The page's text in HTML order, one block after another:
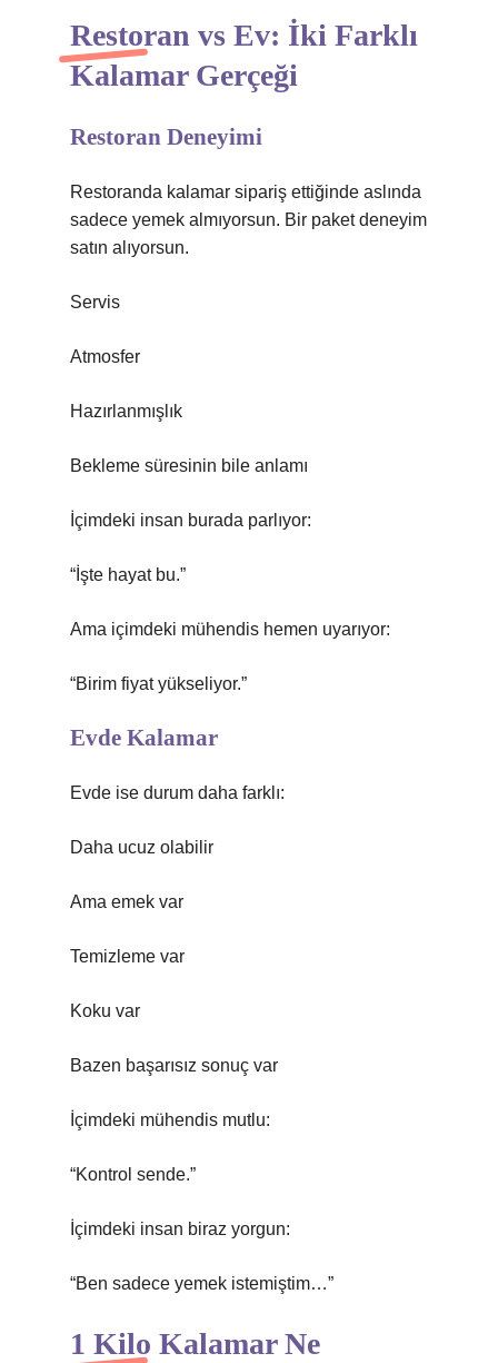
Restoran vs Ev: İki Farklı
Kalamar Gerçeği
Restoran Deneyimi
Restoranda kalamar sipariş ettiğinde aslında
sadece yemek almıyorsun. Bir paket deneyim
satın alıyorsun.
Servis
Atmosfer
Hazırlanmışlık
Bekleme süresinin bile anlamı
İçimdeki insan burada parlıyor:
“İşte hayat bu.”
Ama içimdeki mühendis hemen uyarıyor:
“Birim fiyat yükseliyor.”
Evde Kalamar
Evde ise durum daha farklı:
Daha ucuz olabilir
Ama emek var
Temizleme var
Koku var
Bazen başarısız sonuç var
İçimdeki mühendis mutlu:
“Kontrol sende.”
İçimdeki insan biraz yorgun:
“Ben sadece yemek istemiştim…”
1 Kilo Kalamar Ne